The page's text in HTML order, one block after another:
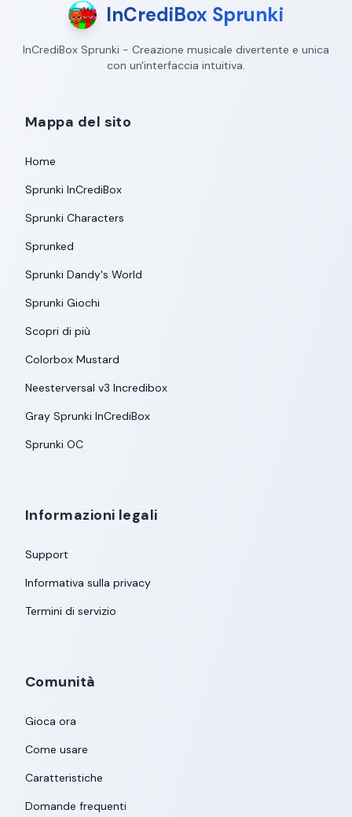
InCrediBox Sprunki
InCrediBox Sprunki - Creazione musicale divertente e unica
con un'interfaccia intuitiva.
Mappa del sito
Home
Sprunki InCrediBox
Sprunki Characters
Sprunked
Sprunki Dandy's World
Sprunki Giochi
Scopri di più
Colorbox Mustard
Neesterversal v3 Incredibox
Gray Sprunki InCrediBox
Sprunki OC
Informazioni legali
Support
Informativa sulla privacy
Termini di servizio
Comunità
Gioca ora
Come usare
Caratteristiche
Domande frequenti